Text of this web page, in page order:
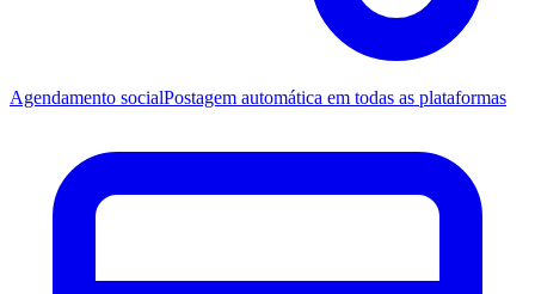
Agendamento socialPostagem automática em todas as plataformas